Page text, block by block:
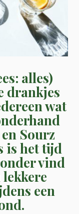
alles)
drankjes
wat
Sourz
is het tijd
vind
een